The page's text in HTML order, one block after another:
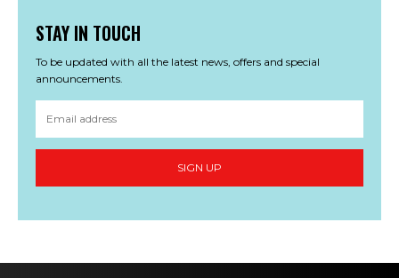
STAY IN TOUCH
To be updated with all the latest news, offers and special
announcements.
SIGN UP